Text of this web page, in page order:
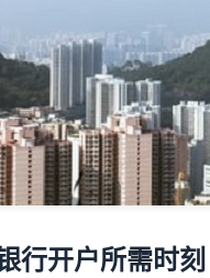
开户所需时刻